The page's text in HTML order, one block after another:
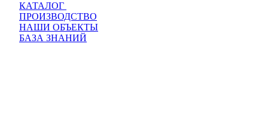
КАТАЛОГ
ПРОИЗВОДСТВО
НАШИ ОБЪЕКТЫ
БАЗА ЗНАНИЙ